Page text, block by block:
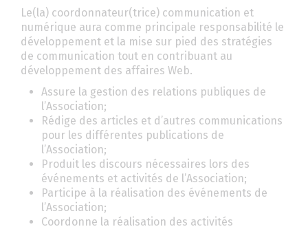
Le(la) coordonnateur(trice) communication et
numérique aura comme principale responsabilité le
développement et la mise sur pied des stratégies
de communication tout en contribuant au
développement des affaires Web.
Assure la gestion des relations publiques de
l’Association;
Rédige des articles et d’autres communications
pour les différentes publications de
l’Association;
Produit les discours nécessaires lors des
événements et activités de l’Association;
Participe à la réalisation des événements de
l’Association;
Coordonne la réalisation des activités